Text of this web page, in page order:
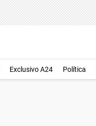
Exclusivo A24 Política